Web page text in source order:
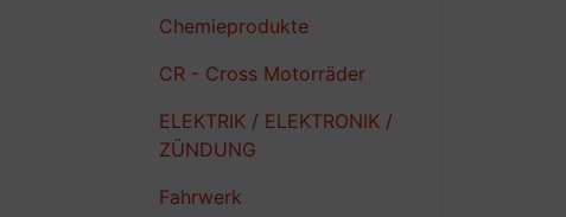
Chemieprodukte
CR - Cross Motorräder
ELEKTRIK / ELEKTRONIK /
ZÜNDUNG
Fahrwerk